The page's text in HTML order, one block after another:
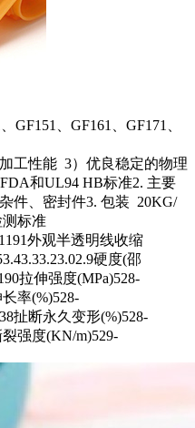
GF151、GF161、GF171、
产品特性
工性能 3）优良稳定的物理
和UL94 HB标准2. 主要
件、密封件3. 包装 20KG/
标准
外观半透明线收缩
硬度(邵
拉伸强度(MPa)528-
长率(%)528-
扯断永久变形(%)528-
裂强度(KN/m)529-